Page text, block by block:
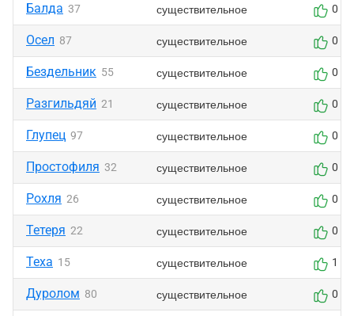
Балда 37 существительное 0
Осел 87 существительное 0
Бездельник 55 существительное 0
Разгильдяй 21 существительное 0
Глупец 97 существительное 0
Простофиля 32 существительное 0
Рохля 26 существительное 0
Тетеря 22 существительное 0
Теха 15 существительное 1
Дуролом 80 существительное 0